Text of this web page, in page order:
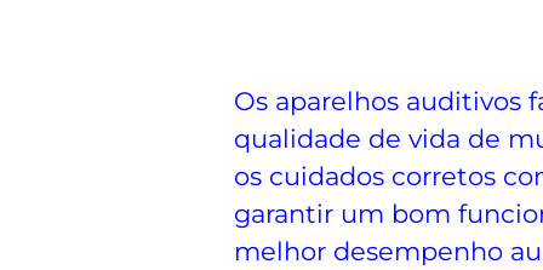
Os aparelhos auditivos
qualidade de vida de
os cuidados corretos
garantir um bom
melhor desempenho